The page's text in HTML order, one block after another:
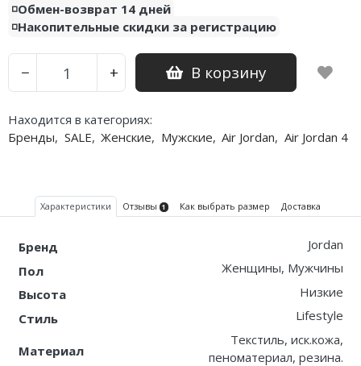
◽️Обмен-возврат 14 дней
◽️Накопительные скидки за регистрацию
− + В корзину
Находится в категориях:
Бренды, SALE, Женские, Мужские, Air Jordan, Air Jordan 4
Характеристики Отзывы 1 Как выбрать размер Доставка
Бренд
Jordan
Пол
Женщины, Мужчины
Высота
Низкие
Стиль
Lifestyle
Материал
Текстиль, иск.кожа,
пеноматериал, резина.